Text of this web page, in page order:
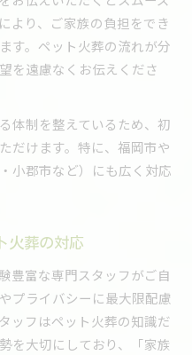
より、ご家族の負担をでき
す。ペット火葬の流れが分
を遠慮なくお伝えくださ
体制を整えているため、初
だけます。特に、福岡市や
小郡市など）にも広く対応
火葬の対応
豊富な専門スタッフがご自
プライバシーに最大限配慮
ッフはペット火葬の知識だ
を大切にしており、「家族